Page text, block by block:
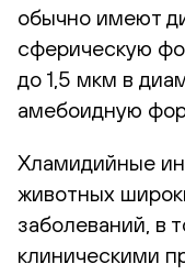
обычно имеют
сферическую
до 1,5 мкм в
амебоидную
Хламидийные
животных
заболеваний, в
клиническими